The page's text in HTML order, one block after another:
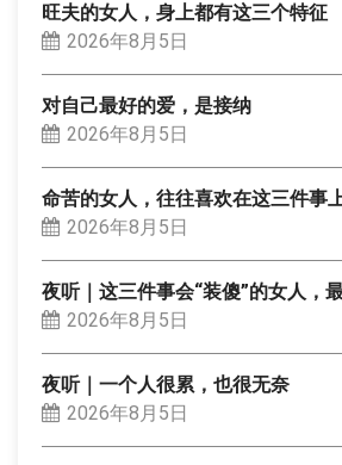
旺夫的女人，身上都有这三个特征
2026年8月5日
对自己最好的爱，是接纳
2026年8月5日
命苦的女人，往往喜欢在这三件事
2026年8月5日
夜听｜这三件事会“装傻”的女人，
2026年8月5日
夜听｜一个人很累，也很无奈
2026年8月5日